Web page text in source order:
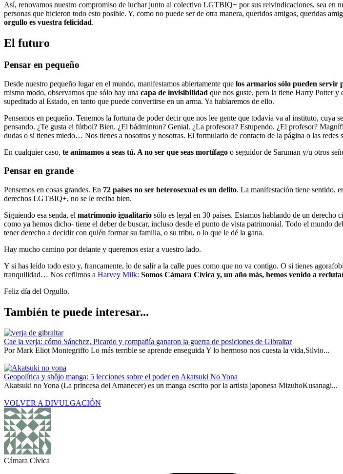
Así, renovamos nuestro compromiso de luchar junto al colectivo LGTBIQ+ por sus reivindicaciones, sea en
personas que hicieron todo esto posible. Y, como no puede ser de otra manera, queridos amigos, queridas
orgullo es vuestra felicidad.
El futuro
Pensar en pequeño
Desde nuestro pequeño lugar en el mundo, manifestamos abiertamente que los armarios sólo pueden
mismo modo, observamos que sólo hay una capa de invisibilidad que nos guste, pero la tiene Harry Potter y
supeditado al Estado, en tanto que puede convertirse en un arma. Ya hablaremos de ello.
Pensemos en pequeño. Tenemos la fortuna de poder decir que nos lee gente que todavía va al instituto, cuya
pensando. ¿Te gusta el fútbol? Bien. ¿El bádminton? Genial. ¿La profesora? Estupendo. ¿El profesor?
dudas o si tienes miedo… Nos tienes a nosotros y nosotras. El formulario de contacto de la página o las redes
En cualquier caso, te animamos a seas tú. A no ser que seas mortífago o seguidor de Saruman y/u otros
Pensar en grande
Pensemos en cosas grandes. En 72 países no ser heterosexual es un delito. La manifestación tiene sentido,
derechos LGTBIQ+, no se le reciba bien.
Siguiendo esa senda, el matrimonio igualitario sólo es legal en 30 países. Estamos hablando de un
como ya hemos dicho- tiene el deber de buscar, incluso desde el punto de vista patrimonial. Todo el mundo
tener derecho a decidir con quién formar su familia, o su tribu, o lo que le dé la gana.
Hay mucho camino por delante y queremos estar a vuestro lado.
Y si has leído todo esto y, francamente, lo de salir a la calle pues como que no va contigo. O si tienes
tranquilidad… Nos ceñimos a Harvey Milk: Somos Cámara Cívica y, un año más, hemos venido a
Feliz día del Orgullo.
También te puede interesar...
Cae la verja: cómo Sánchez, Picardo y compañía ganaron la guerra de posiciones de Gibraltar
Por Mark Eliot Montegriffo Lo más terrible se aprende enseguida Y lo hermoso nos cuesta la vida,Silvio...
Geopolítica y shôjo manga: 5 lecciones sobre el poder en Akatsuki No Yona
Akatsuki no Yona (La princesa del Amanecer) es un manga escrito por la artista japonesa MizuhoKusanagi...
VOLVER A DIVULGACIÓN
Cámara Cívica